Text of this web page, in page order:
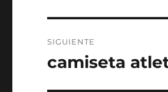
SIGUIENTE
Entrada
camiseta